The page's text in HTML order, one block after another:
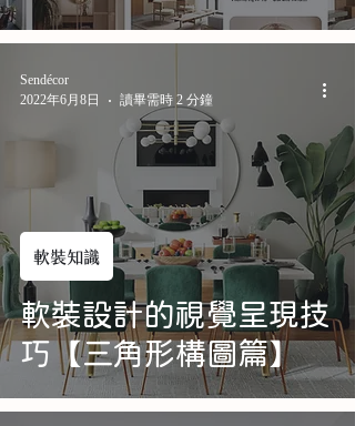
軟裝設計的視覺呈現技
巧【三角形構圖篇】
軟裝知識
Sendécor
2022年6月8日
讀畢需時 2 分鐘